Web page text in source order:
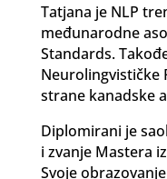
Tatjana je NLP
međunarodne
Standards.
Neurolingvističke
strane kanadske
Diplomirani je
i zvanje Mastera
Svoje